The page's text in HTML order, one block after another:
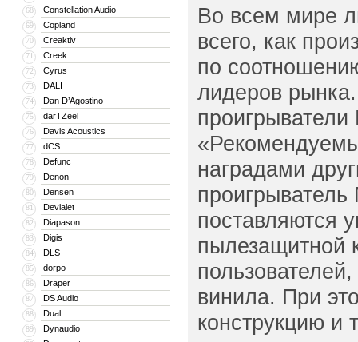
68 Constellation Audio
69 Copland
70 Creaktiv
71 Creek
72 Cyrus
73 DALI
74 Dan D’Agostino
75 darTZeel
76 Davis Acoustics
77 dCS
78 Defunc
79 Denon
80 Densen
81 Devialet
82 Diapason
83 Digis
84 DLS
85 dorpo
86 Draper
87 DS Audio
88 Dual
89 Dynaudio
Во всем мире
всего, как
по
лидеров
наградами
поставляются
пылезащитной
винила. При
конструкцию и